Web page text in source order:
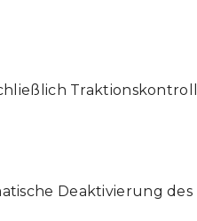
Deaktivierung